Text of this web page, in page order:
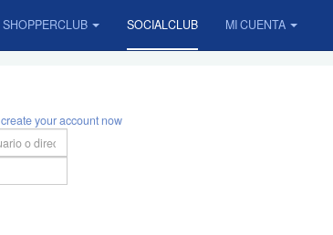
SHOPPERCLUB SOCIALCLUB MI CUENTA
create your account now